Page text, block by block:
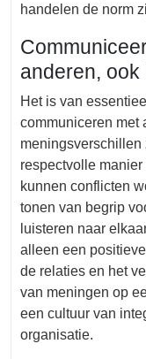
handelen de norm
anderen,
Het is van
communiceren met
meningsverschillen
respectvolle
kunnen conflicten
tonen van begrip
luisteren naar
alleen een
de relaties en het
van meningen op
een cultuur van
organisatie.